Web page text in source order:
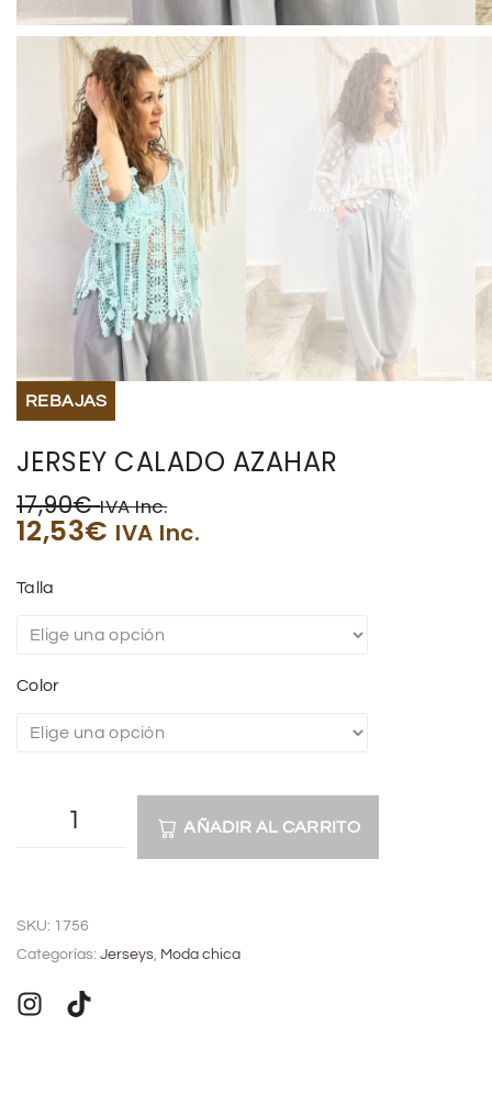
TARJETAS REGALO
REBAJAS
JERSEY CALADO AZAHAR
17,90€ IVA Inc.
12,53€ IVA Inc.
Talla
Color
AÑADIR AL CARRITO
t
e
r
SKU: 1756
Categorías: Jerseys, Moda chica